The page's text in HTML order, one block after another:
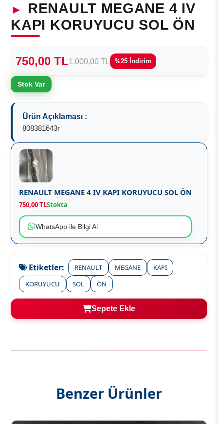
RENAULT MEGANE 4 IV
KAPI KORUYUCU SOL ÖN
750,00 TL1.000,00 TL %25 İndirim
Stok Var
Ürün Açıklaması :
808381643r
RENAULT MEGANE 4 IV KAPI KORUYUCU SOL ÖN
750,00 TLStokta
WhatsApp ile Bilgi Al
Etiketler: RENAULT MEGANE
KAPI
KORUYUCU
SOL ÖN
Sepete Ekle
Benzer Ürünler